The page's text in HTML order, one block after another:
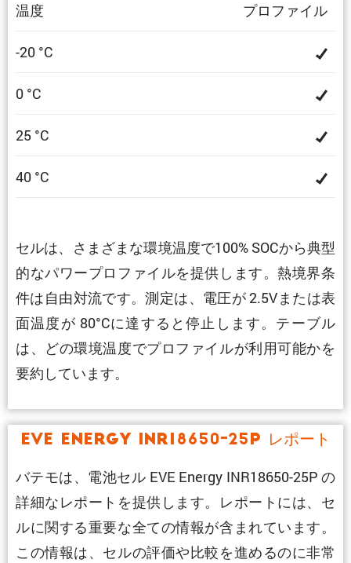
温度
プロファイル
-20 °C
0 °C
25 °C
40 °C
セルは、さまざまな環境温度で100% SOCから典型
的なパワープロファイルを提供します。熱境界条
件は自由対流です。測定は、電圧が 2.5Vまたは表
面温度が 80°Cに達すると停止します。テーブル
は、どの環境温度でプロファイルが利用可能かを
要約しています。
EVE Energy INR18650-25P レポート
バテモは、電池セル EVE Energy INR18650-25P の
詳細なレポートを提供します。レポートには、セ
ルに関する重要な全ての情報が含まれています。
この情報は、セルの評価や比較を進めるのに非常